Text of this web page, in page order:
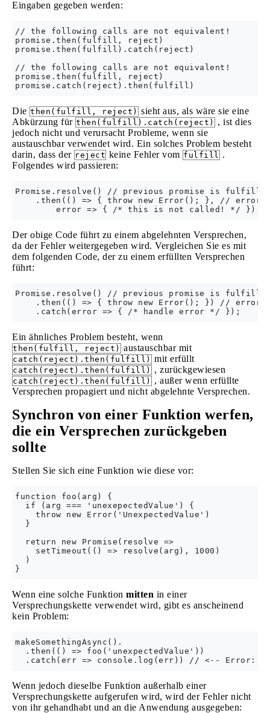
Eingaben gegeben werden:
// the following calls are not equivalent!
promise.then(fulfill, reject)
promise.then(fulfill).catch(reject)
// the following calls are not equivalent!
promise.then(fulfill, reject)
Die then(fulfill, reject) sieht aus, als wäre sie eine
Abkürzung für then(fulfill).catch(reject)
, ist dies
jedoch nicht und verursacht Probleme, wenn sie
austauschbar verwendet wird. Ein solches Problem besteht
darin, dass der reject keine Fehler vom fulfill .
Folgendes wird passieren:
Promise.resolve() // previous promise is
.then(() => { throw new Error(); }, // error
Der obige Code führt zu einem abgelehnten Versprechen,
da der Fehler weitergegeben wird. Vergleichen Sie es mit
dem folgenden Code, der zu einem erfüllten Versprechen
führt:
Promise.resolve() // previous promise is
.then(() => { throw new Error(); }) // error
Ein ähnliches Problem besteht, wenn
then(fulfill, reject) austauschbar mit
catch(reject).then(fulfill) mit erfüllt
catch(reject).then(fulfill) , zurückgewiesen
catch(reject).then(fulfill)
, außer wenn erfüllte
Versprechen propagiert und nicht abgelehnte Versprechen.
Synchron von einer Funktion werfen,
die ein Versprechen zurückgeben
sollte
Stellen Sie sich eine Funktion wie diese vor:
function foo(arg) {
  if (arg === 'unexepectedValue') {
    throw new Error('UnexpectedValue')
  }
  return new Promise(resolve =>
    setTimeout(() => resolve(arg), 1000)
  )
Wenn eine solche Funktion mitten in einer
Versprechungskette verwendet wird, gibt es anscheinend
kein Problem:
makeSomethingAsync().
  .then(() => foo('unexpectedValue'))
Wenn jedoch dieselbe Funktion außerhalb einer
Versprechungskette aufgerufen wird, wird der Fehler nicht
von ihr gehandhabt und an die Anwendung ausgegeben: